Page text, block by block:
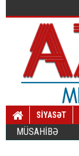
SİYASƏT
MÜSAHİBƏ